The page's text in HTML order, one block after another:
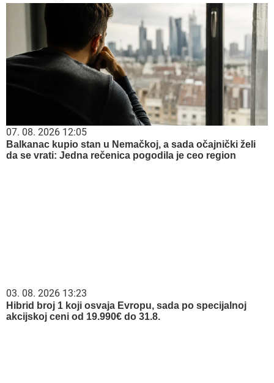
07. 08. 2026 12:05
Balkanac kupio stan u Nemačkoj, a sada očajnički želi
da se vrati: Jedna rečenica pogodila je ceo region
03. 08. 2026 13:23
Hibrid broj 1 koji osvaja Evropu, sada po specijalnoj
akcijskoj ceni od 19.990€ do 31.8.